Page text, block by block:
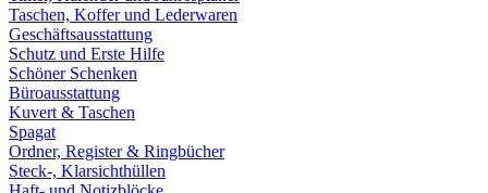
Taschen, Koffer und Lederwaren
Geschäftsausstattung
Schutz und Erste Hilfe
Schöner Schenken
Büroausstattung
Kuvert & Taschen
Spagat
Ordner, Register & Ringbücher
Steck-, Klarsichthüllen